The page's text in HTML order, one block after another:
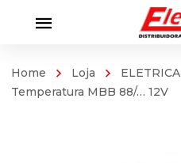
Home Loja ELETRICA
Temperatura MBB 88/… 12V